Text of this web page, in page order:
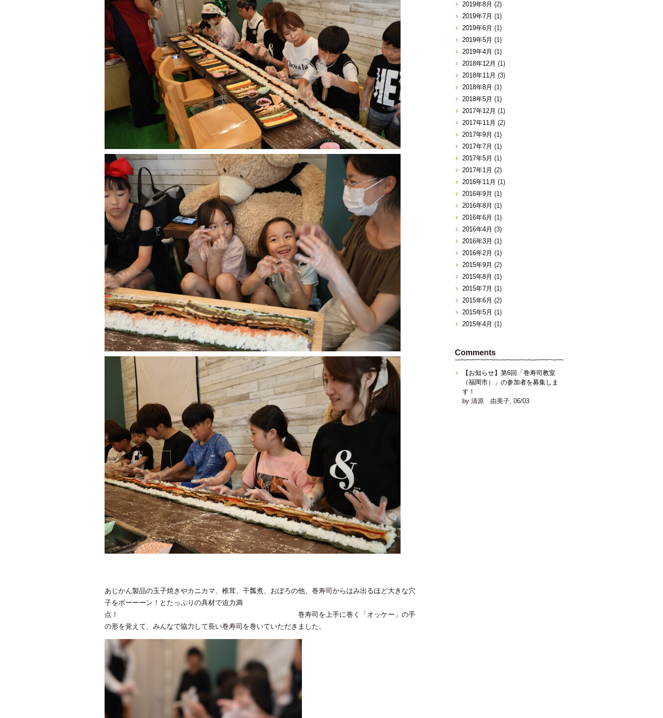
あじかん製品の玉子焼きやカニカマ、椎茸、干瓢煮、おぼろの他、巻寿司からはみ出るほど大きな穴
子をボーーーン！とたっぷりの具材で迫力満
点！ 巻寿司を上手に巻く「オッケー」の手
の形を覚えて、みんなで協力して長い巻寿司を巻いていただきました。
2019年8月 (2)
2019年7月 (1)
2019年6月 (1)
2019年5月 (1)
2019年4月 (1)
2018年12月 (1)
2018年11月 (3)
2018年8月 (1)
2018年5月 (1)
2017年12月 (1)
2017年11月 (2)
2017年9月 (1)
2017年7月 (1)
2017年5月 (1)
2017年1月 (2)
2016年11月 (1)
2016年9月 (1)
2016年8月 (1)
2016年6月 (1)
2016年4月 (3)
2016年3月 (1)
2016年2月 (1)
2015年9月 (2)
2015年8月 (1)
2015年7月 (1)
2015年6月 (2)
2015年5月 (1)
2015年4月 (1)
Comments
【お知らせ】第6回「巻寿司教室
（福岡市）」の参加者を募集しま
す！
by 清原 由美子, 06/03